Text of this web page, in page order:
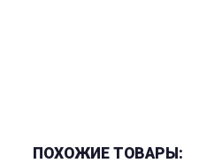
ПОХОЖИЕ ТОВАРЫ: